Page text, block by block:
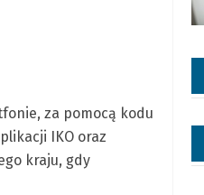
za pomocą kodu
IKO oraz
kraju, gdy